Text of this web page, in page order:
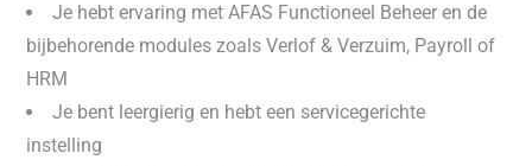
Je hebt ervaring met AFAS Functioneel Beheer en de
bijbehorende modules zoals Verlof & Verzuim, Payroll of
HRM
Je bent leergierig en hebt een servicegerichte
instelling